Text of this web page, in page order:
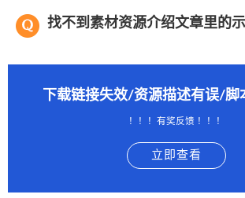
找不到素材资源介绍文章里的示
下载链接失效/资源描述有误/脚
！！！有奖反馈 ！！！
立即查看